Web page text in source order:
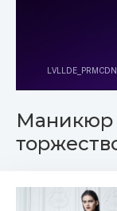
Маникюр